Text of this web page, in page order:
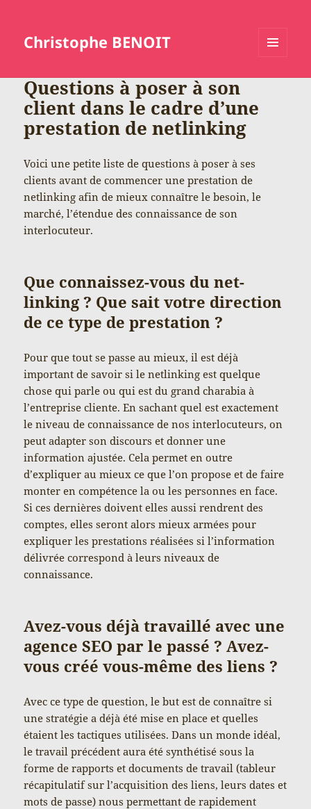
Christophe BENOIT
Questions à poser à son
client dans le cadre d’une
prestation de netlinking
Voici une petite liste de questions à poser à ses
clients avant de commencer une prestation de
netlinking afin de mieux connaître le besoin, le
marché, l’étendue des connaissance de son
interlocuteur.
Que connaissez-vous du net-
linking ? Que sait votre direction
de ce type de prestation ?
Pour que tout se passe au mieux, il est déjà
important de savoir si le netlinking est quelque
chose qui parle ou qui est du grand charabia à
l’entreprise cliente. En sachant quel est exactement
le niveau de connaissance de nos interlocuteurs, on
peut adapter son discours et donner une
information ajustée. Cela permet en outre
d’expliquer au mieux ce que l’on propose et de faire
monter en compétence la ou les personnes en face.
Si ces dernières doivent elles aussi rendrent des
comptes, elles seront alors mieux armées pour
expliquer les prestations réalisées si l’information
délivrée correspond à leurs niveaux de
connaissance.
Avez-vous déjà travaillé avec une
agence SEO par le passé ? Avez-
vous créé vous-même des liens ?
Avec ce type de question, le but est de connaître si
une stratégie a déjà été mise en place et quelles
étaient les tactiques utilisées. Dans un monde idéal,
le travail précédent aura été synthétisé sous la
forme de rapports et documents de travail (tableur
récapitulatif sur l’acquisition des liens, leurs dates et
mots de passe) nous permettant de rapidement